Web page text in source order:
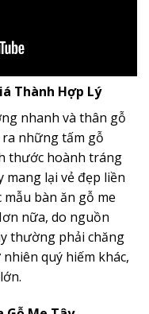
Thành Hợp Lý
nhanh và thân gỗ
những tấm gỗ
thước hoành tráng
mang lại vẻ đẹp liền
mẫu bàn ăn gỗ me
nữa, do nguồn
thường phải chăng
quý hiếm khác,